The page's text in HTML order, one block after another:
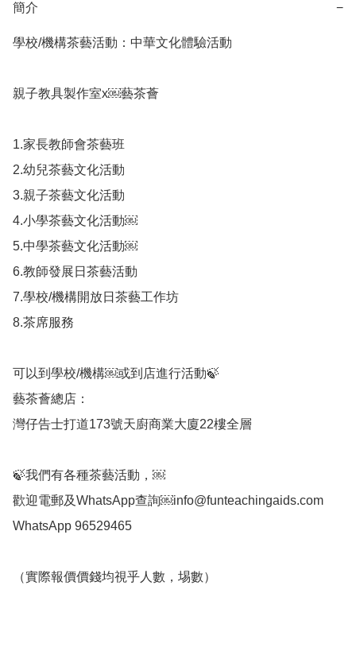
簡介 −
學校/機構茶藝活動：中華文化體驗活動
親子教具製作室x￼藝茶薈
1.家長教師會茶藝班
2.幼兒茶藝文化活動
3.親子茶藝文化活動
4.小學茶藝文化活動￼
5.中學茶藝文化活動￼
6.教師發展日茶藝活動
7.學校/機構開放日茶藝工作坊
8.茶席服務
可以到學校/機構￼或到店進行活動🍃
藝茶薈總店：
灣仔告士打道173號天廚商業大廈22樓全層
🍃我們有各種茶藝活動，￼
歡迎電郵及WhatsApp查詢￼info@funteachingaids.com
WhatsApp 96529465